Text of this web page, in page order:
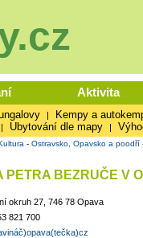
Aktivita
| Kempy a
| Ubytování dle mapy |
- Ostravsko, Opavsko a poodří
PETRA BEZRUČE V
okruh 27, 746 78 Opava
821 700